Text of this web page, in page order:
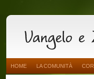
HOME LA COMUNITÀ